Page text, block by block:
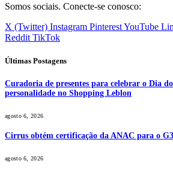
Somos sociais. Conecte-se conosco:
X (Twitter) Instagram PinterestYouTube
Reddit TikTok
Últimas Postagens
Curadoria de presentes para celebrar o Dia
personalidade no Shopping Leblon
agosto 6, 2026
Cirrus obtém certificação da ANAC para o
agosto 6, 2026